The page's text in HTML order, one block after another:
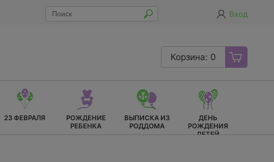
Вход
Корзина: 0
23 ФЕВРАЛЯ
РОЖДЕНИЕ
РЕБЕНКА
ВЫПИСКА ИЗ
РОДДОМА
ДЕНЬ
РОЖДЕНИЯ
ДЕТЕЙ